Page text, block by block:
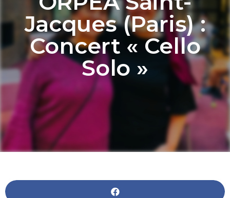
Jacques (Paris) :
Concert « Cello
Solo »